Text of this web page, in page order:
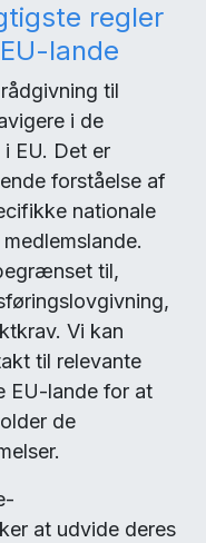
regler
lande
til
i de
EU. Det er
forståelse af
nationale
til,
Vi kan
til relevante
EU-lande for at
de
at udvide deres